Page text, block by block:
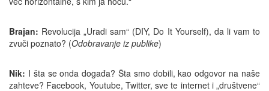
Brajan: Revolucija „Uradi sam“ (DIY, Do It Yourself), da li vam to
zvuči poznato? (Odobravanje iz publike)
Nik: I šta se onda događa? Šta smo dobili, kao odgovor na naše
zahteve? Facebook, Youtube, Twitter, sve te internet i „društvene“